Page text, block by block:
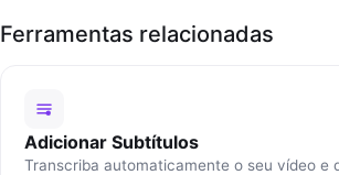
Ferramentas relacionadas
Adicionar Subtítulos
Transcriba automaticamente o seu vídeo e